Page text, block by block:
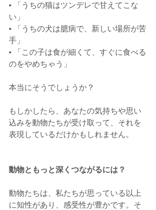
• 「うちの猫はツンデレで甘えてこな
い」
• 「うちの犬は臆病で、新しい場所が苦
手」
• 「この子は食が細くて、すぐに食べる
のをやめちゃう」
本当にそうでしょうか？
もしかしたら、あなたの気持ちや思い
込みを動物たちが受け取って、それを
表現しているだけかもしれません。
動物ともっと深くつながるには？
動物たちは、私たちが思っている以上
に知性があり、感受性が豊かです。そ